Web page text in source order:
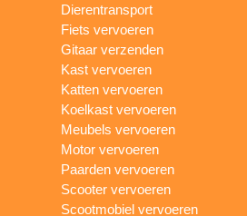
Dierentransport
Fiets vervoeren
Gitaar verzenden
Kast vervoeren
Katten vervoeren
Koelkast vervoeren
Meubels vervoeren
Motor vervoeren
Paarden vervoeren
Scooter vervoeren
Scootmobiel vervoeren